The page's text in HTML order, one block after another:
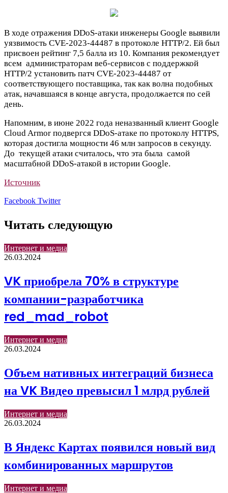
В ходе отражения DDoS-атаки инженеры Google выявили
уязвимость CVE-2023-44487 в протоколе HTTP/2. Ей был
присвоен рейтинг 7,5 балла из 10. Компания рекомендует
всем администраторам веб-сервисов с поддержкой
HTTP/2 установить патч CVE-2023-44487 от
соответствующего поставщика, так как волна подобных
атак, начавшаяся в конце августа, продолжается по сей
день.
Напомним, в июне 2022 года неназванный клиент Google
Cloud Armor подвергся DDoS-атаке по протоколу HTTPS,
которая достигла мощности 46 млн запросов в секунду.
До текущей атаки считалось, что эта была самой
масштабной DDoS-атакой в истории Google.
Источник
Facebook TwitterLinkedIn
Pinterest
Вконтакте
Одноклассники
Skype
WhatsApp
Telegram
Viber
Читать следующую
Интернет и медиа
26.03.2024
VK приобрела 70% в структуре
компании-разработчика
red_mad_robot
Интернет и медиа
26.03.2024
Объем нативных интеграций бизнеса
на VK Видео превысил 1 млрд рублей
Интернет и медиа
26.03.2024
В Яндекс Картах появился новый вид
комбинированных маршрутов
Интернет и медиа